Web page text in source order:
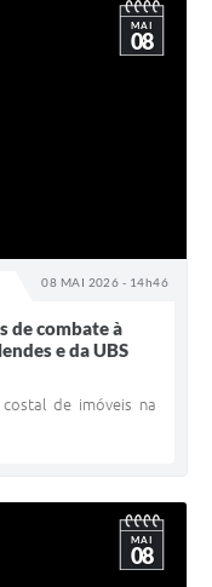
08 MAI 2026 - 14h46
MAI
08
de combate à
e da UBS
de imóveis na
MAI
08